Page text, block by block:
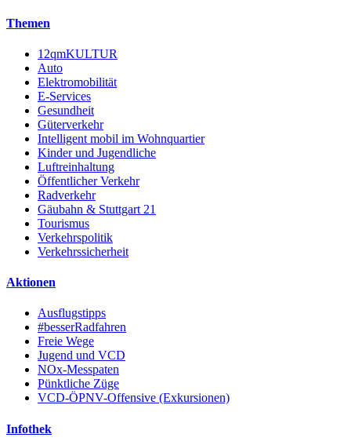
Themen
12qmKULTUR
Auto
Elektromobilität
E-Services
Gesundheit
Güterverkehr
Intelligent mobil im Wohnquartier
Kinder und Jugendliche
Luftreinhaltung
Öffentlicher Verkehr
Radverkehr
Gäubahn & Stuttgart 21
Tourismus
Verkehrspolitik
Verkehrssicherheit
Aktionen
Ausflugstipps
#besserRadfahren
Freie Wege
Jugend und VCD
NOx-Messpaten
Pünktliche Züge
VCD-ÖPNV-Offensive (Exkursionen)
Infothek